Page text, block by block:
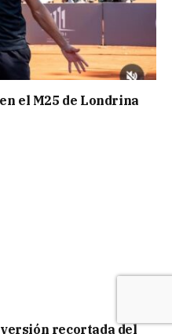
el M25 de Londrina
versión recortada del